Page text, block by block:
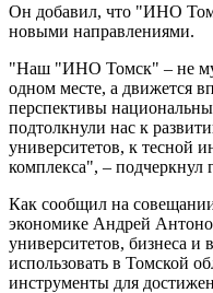
Он добавил, что "ИНО
новыми направлениями.
"Наш "ИНО Томск" – не
одном месте, а движется
перспективы
подтолкнули нас к
университетов, к тесной
комплекса", – подчеркнул
Как сообщил на
экономике Андрей
университетов, бизнеса
использовать в Томской
инструменты для